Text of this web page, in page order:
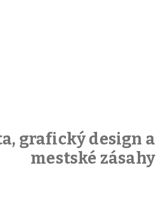
grafický design a
mestské zásahy